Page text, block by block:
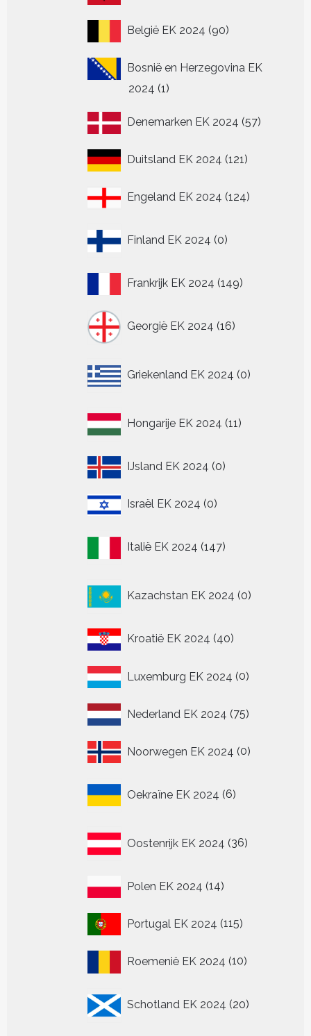
België EK 2024 9090
Bosnië en Herzegovina EK
2024 11
Denemarken EK 2024 5757
Duitsland EK 2024 121121
Engeland EK 2024 124124
Finland EK 2024 0
producten
Frankrijk EK 2024 149149
Georgië EK 2024 16
producten
Griekenland EK 2024 0
producten
Hongarije EK 2024 11
producten
IJsland EK 2024 00
Israël EK 2024 00
Italië EK 2024 147
producten
Kazachstan EK 2024 0
producten
Kroatië EK 2024 4040
Luxemburg EK 2024 00
Nederland EK 2024 7575
Noorwegen EK 2024 00
Oekraïne EK 2024 6
producten
Oostenrijk EK 2024 36
producten
Polen EK 2024 1414
Portugal EK 2024 115115
Roemenië EK 2024 1010
Schotland EK 2024 20
producten